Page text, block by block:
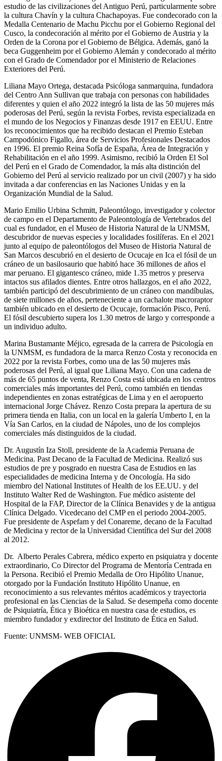
estudio de las civilizaciones del Antiguo Perú, particularmente sobre
la cultura Chavín y la cultura Chachapoyas. Fue condecorado con la
Medalla Centenario de Machu Picchu por el Gobierno Regional del
Cusco, la condecoración al mérito por el Gobierno de Austria y la
Orden de la Corona por el Gobierno de Bélgica. Además, ganó la
beca Guggenheim por el Gobierno Alemán y condecorado al mérito
con el Grado de Comendador por el Ministerio de Relaciones
Exteriores del Perú.
Liliana Mayo Ortega, destacada Psicóloga sanmarquina, fundadora
del Centro Ann Sullivan que trabaja con personas con habilidades
diferentes y quien el año 2022 integró la lista de las 50 mujeres más
poderosas del Perú, según la revista Forbes, revista especializada en
el mundo de los Negocios y Finanzas desde 1917 en EEUU. Entre
los reconocimientos que ha recibido destacan el Premio Esteban
Campodónico Figallo, área de Servicios Profesionales Destacados
en 1996. El premio Reina Sofía de España, Área de Integración y
Rehabilitación en el año 1999. Asimismo, recibió la Orden El Sol
del Perú en el Grado de Comendador, la más alta distinción del
Gobierno del Perú al servicio realizado por un civil (2007) y ha sido
invitada a dar conferencias en las Naciones Unidas y en la
Organización Mundial de la Salud.
Mario Emilio Urbina Schmitt, Paleontólogo, investigador y colector
de campo en el Departamento de Paleontología de Vertebrados del
cual es fundador, en el Museo de Historia Natural de la UNMSM,
descubridor de nuevas especies y localidades fosilíferas. En el 2021
junto al equipo de paleontólogos del Museo de Historia Natural de
San Marcos descubrió en el desierto de Ocucaje en Ica el fósil de un
cráneo de un basilosaurio que habitó hace 36 millones de años el
mar peruano. El gigantesco cráneo, mide 1.35 metros y preserva
intactos sus afilados dientes. Entre otros hallazgos, en el año 2022,
también participó del descubrimiento de un cráneo con mandíbulas,
de siete millones de años, perteneciente a un cachalote macroraptor
también ubicado en el desierto de Ocucaje, formación Pisco, Perú.
El fósil descubierto supera los 1.30 metros de largo y corresponde a
un individuo adulto.
Marina Bustamante Méjico, egresada de la carrera de Psicología en
la UNMSM, es fundadora de la marca Renzo Costa y reconocida en
2022 por la revista Forbes, como una de las 50 mujeres más
poderosas del Perú, al igual que Liliana Mayo. Con una cadena de
más de 65 puntos de venta, Renzo Costa está ubicada en los centros
comerciales más importantes del Perú, como también en tiendas
independientes en zonas estratégicas de Lima y en el aeropuerto
internacional Jorge Chávez. Renzo Costa prepara la apertura de su
primera tienda en Italia, con un local en la galería Umberto I, en la
Vía San Carlos, en la ciudad de Nápoles, uno de los complejos
comerciales más distinguidos de la ciudad.
Dr. Augustín Iza Stoll, presidente de la Academia Peruana de
Medicina. Past Decano de la Facultad de Medicina. Realizó sus
estudios de pre y posgrado en nuestra Casa de Estudios en las
especialidades de medicina Interna y de Oncología. Ha sido
miembro del National Institutes of Health de los EE.UU. y del
Instituto Walter Red de Washington. Fue médico asistente del
Hospital de la FAP, Director de la Clínica Benavides y de la antigua
Clínica Delgado. Vicedecano del CMP en el periodo 2004-2005.
Fue presidente de Aspefam y del Conareme, decano de la Facultad
de Medicina y rector de la Universidad Científica del Sur del 2008
al 2012.
Dr. Alberto Perales Cabrera, médico experto en psiquiatra y docente
extraordinario, Co Director del Programa de Mentoría Centrada en
la Persona. Recibió el Premio Medalla de Oro Hipólito Unanue,
otorgado por la Fundación Instituto Hipólito Unanue, en
reconocimiento a sus relevantes méritos académicos y trayectoria
profesional en las Ciencias de la Salud. Se desempeña como docente
de Psiquiatría, Ética y Bioética en nuestra casa de estudios, es
miembro fundador y exdirector del Instituto de Ética en Salud.
Fuente: UNMSM- WEB OFICIAL